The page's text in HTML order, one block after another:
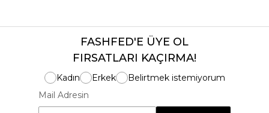
FASHFED'E ÜYE OL
FIRSATLARI KAÇIRMA!
Kadın Erkek
Belirtmek istemiyorum
Mail Adresin